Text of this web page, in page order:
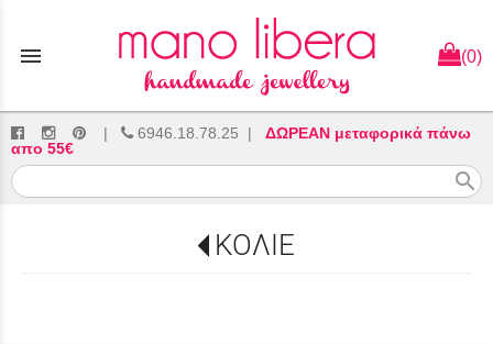
menu (0)
| 6946.18.78.25 | ΔΩΡΕΑΝ μεταφορικά πάνω
απο 55€
search
ΚΟΛΙΕ